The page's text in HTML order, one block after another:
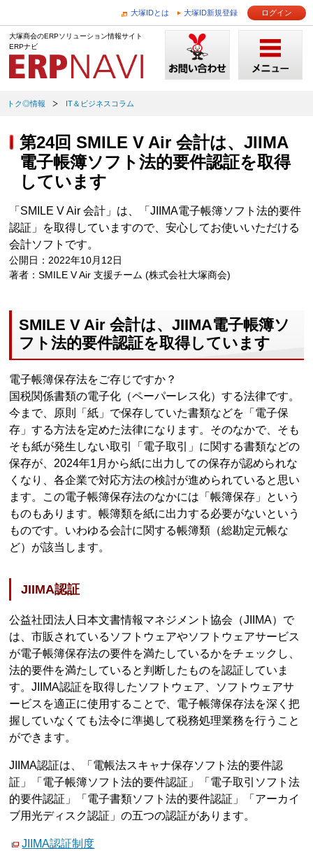
大塚IDとは 大塚ID新規登録 ログイン
大塚商会のERPソリューション情報サイト
ERPナビ
トク◎情報 IT＆ビジネスコラム
第24回 SMILE V Air 会計は、JIIMA
電子帳簿ソフト法的要件認証を取得
しています
「SMILE V Air 会計」は、「JIIMA電子帳簿ソフト法的要件
認証」を取得していますので、安心してお使いいただける
会計ソフトです。
公開日：2022年10月12日
著者：SMILE V Air 支援チーム (株式会社大塚商会)
SMILE V Air 会計は、JIIMA電子帳簿ソ
フト法的要件認証を取得しています
電子帳簿保存法をご存じですか？
国税関係書類の電子化（ペーパーレス化）する法律です。
今まで、原則「紙」で保存していた書類などを「電子保
存」する方法を定めた法律になります。そのなかで、そも
そも紙が発生しない取引「電子取引」に関する書類などの
保存が、2024年1月から紙に出力しての保存が認められな
くなり、各企業で対応方法の検討が進められていると思い
ます。この電子帳簿保存法のなかには「帳簿保存」という
ものもあります。帳簿類を紙に出力する必要がないという
ものです。いわゆる会計に関する帳簿類（総勘定元帳な
ど）が該当します。
JIIMA認証
公益社団法人日本文書情報マネジメント協会（JIIMA）で
は、市販されているソフトウェアやソフトウェアサービス
が電子帳簿保存法の要件を満たしているかをチェックし、
法的要件を満たしていると判断したものを認証していま
す。JIIMA認証を取得したソフトウェア、ソフトウェアサ
ービスを適正に使用することで、電子帳簿保存法を深く把
握していなくても法令に準拠して税務処理業務を行うこと
ができます。
JIIMA認証は、「電帳法スキャナ保存ソフト法的要件認
証」「電子帳簿ソフト法的要件認証」「電子取引ソフト法
的要件認証」「電子書類ソフト法的要件認証」「アーカイ
ブ用光ディスク認証」の五つの認証があります。
JIIMA認証制度